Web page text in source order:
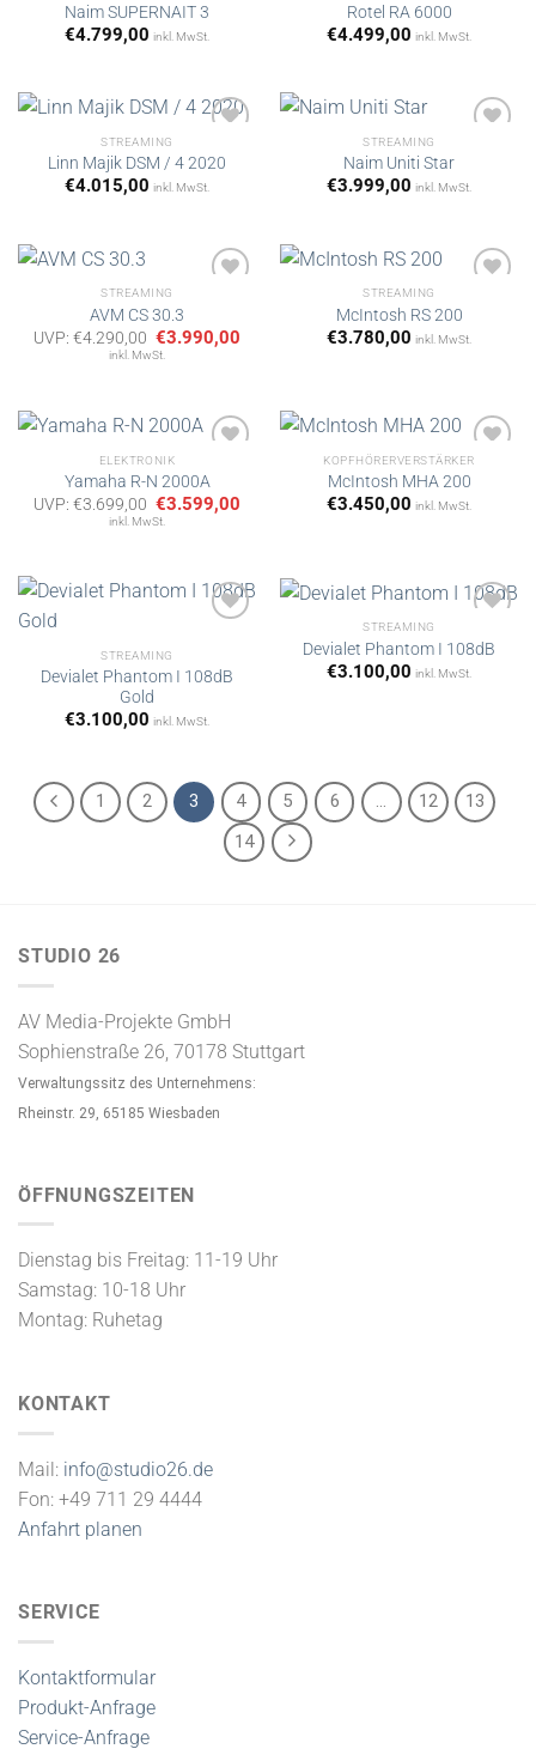
Artikel
Naim SUPERNAIT 3
€4.799,00 inkl. MwSt.
Artikel
Rotel RA 6000
€4.499,00 inkl. MwSt.
Artikel
STREAMING
Linn Majik DSM / 4 2020
€4.015,00 inkl. MwSt.
Artikel
STREAMING
Naim Uniti Star
€3.999,00 inkl. MwSt.
Artikel
STREAMING
AVM CS 30.3
UVP: €4.290,00 Ursprünglicher
Preis
€3.990,00
inkl. MwSt.
Artikel
STREAMING
McIntosh RS 200
€3.780,00 inkl. MwSt.
Artikel
ELEKTRONIK
Yamaha R-N 2000A
UVP: €3.699,00 Ursprünglicher
Preis
€3.599,00
inkl. MwSt.
Artikel
KOPFHÖRERVERSTÄRKER
McIntosh MHA 200
€3.450,00 inkl. MwSt.
Artikel
STREAMING
Devialet Phantom I 108dB
Gold
€3.100,00 inkl. MwSt.
Artikel
STREAMING
Devialet Phantom I 108dB
€3.100,00 inkl. MwSt.
1 2 3 4 5 6 … 12
13
14
STUDIO 26
AV Media-Projekte GmbH
Sophienstraße 26, 70178 Stuttgart
Verwaltungssitz des Unternehmens:
Rheinstr. 29, 65185 Wiesbaden
ÖFFNUNGSZEITEN
Dienstag bis Freitag: 11-19 Uhr
Samstag: 10-18 Uhr
Montag: Ruhetag
KONTAKT
Mail: info@studio26.de
Fon: +49 711 29 4444
Anfahrt planen
SERVICE
Kontaktformular
Produkt-Anfrage
Service-Anfrage